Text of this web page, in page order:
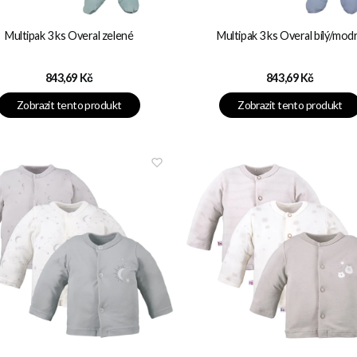
Multipak 3 ks Overal zelené
Cena
843,69 Kč
Zobrazit tento produkt
Multipak 3 ks Overal bílý/
Cena
843,69 Kč
Zobrazit tento produkt